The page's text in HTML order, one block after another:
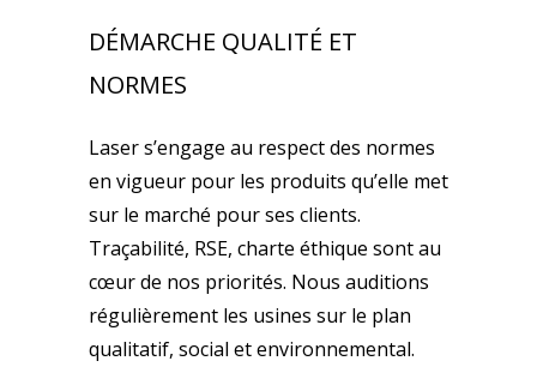
DÉMARCHE QUALITÉ ET
NORMES
Laser s’engage au respect des normes
en vigueur pour les produits qu’elle met
sur le marché pour ses clients.
Traçabilité, RSE, charte éthique sont au
cœur de nos priorités. Nous auditions
régulièrement les usines sur le plan
qualitatif, social et environnemental.